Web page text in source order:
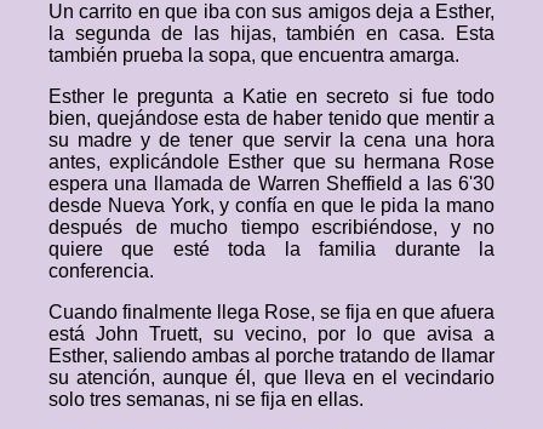
Un carrito en que iba con sus amigos deja a Esther,
la segunda de las hijas, también en casa. Esta
también prueba la sopa, que encuentra amarga.
Esther le pregunta a Katie en secreto si fue todo
bien, quejándose esta de haber tenido que mentir a
su madre y de tener que servir la cena una hora
antes, explicándole Esther que su hermana Rose
espera una llamada de Warren Sheffield a las 6'30
desde Nueva York, y confía en que le pida la mano
después de mucho tiempo escribiéndose, y no
quiere que esté toda la familia durante la
conferencia.
Cuando finalmente llega Rose, se fija en que afuera
está John Truett, su vecino, por lo que avisa a
Esther, saliendo ambas al porche tratando de llamar
su atención, aunque él, que lleva en el vecindario
solo tres semanas, ni se fija en ellas.